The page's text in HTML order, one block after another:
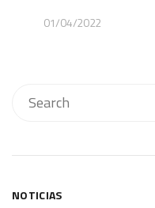
01/04/2022
NOTICIAS